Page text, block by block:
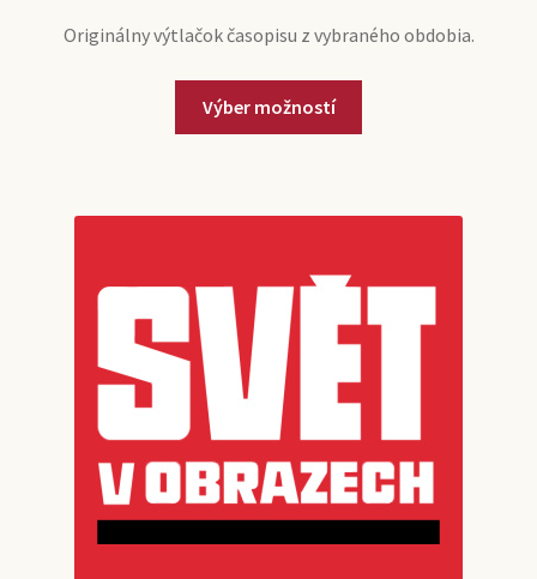
Originálny výtlačok časopisu z vybraného obdobia.